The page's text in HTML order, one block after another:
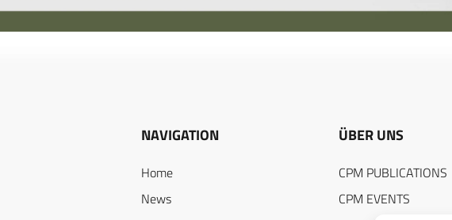
NAVIGATION
Home
News
ÜBER UNS
CPM PUBLICATIONS
CPM EVENTS